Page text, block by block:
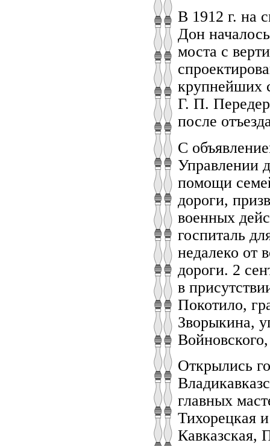
В 1912 г. на
Дон
моста с
крупнейших
Г. П.
после
С
Управлении
помощи
дороги,
военных
госпиталь
недалеко от
дороги. 2
в
Покотило,
Зворыкина,
Открылись
главных
Тихорецкая
Кавказская,